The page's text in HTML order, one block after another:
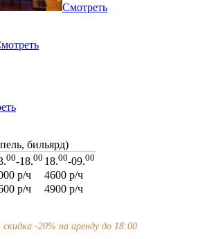
Смотреть
бильярд)
00-18.00 18.00-09.00
р/ч 4600 р/ч
р/ч 4900 р/ч
-20% на аренду до 18:00